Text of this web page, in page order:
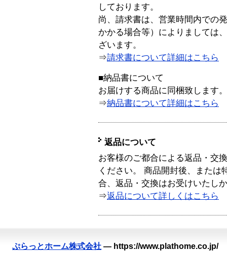
しております。
尚、請求書は、営業時間内での
かかる場合等）によりましては
ざいます。
⇒請求書について詳細はこちら
■納品書について
お届けする商品に同梱致します。
⇒納品書について詳細はこちら
返品について
お客様のご都合による返品・交
ください。 商品開封後、または
合、返品・交換はお受けいたし
⇒返品について詳しくはこちら
ぷらっとホーム株式会社 — https://www.plathome.co.jp/